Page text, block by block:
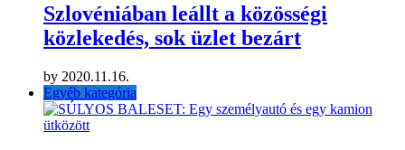
Szlovéniában leállt a közösségi
közlekedés, sok üzlet bezárt
by 2020.11.16.
Egyéb kategória